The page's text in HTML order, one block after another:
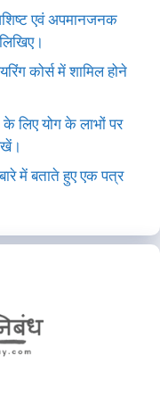
एवं अपमानजनक
कोर्स में शामिल होने
लिए योग के लाभों पर
में बताते हुए एक पत्र